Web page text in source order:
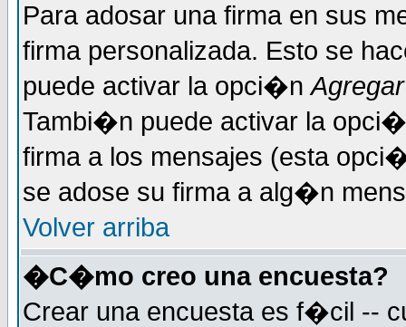
Para adosar una firma en sus
firma personalizada. Esto se
puede activar la opci�n
Tambi�n puede activar la
firma a los mensajes (esta
se adose su firma a alg�n
Volver arriba
�C�mo creo una encuesta?
Crear una encuesta es f�cil --